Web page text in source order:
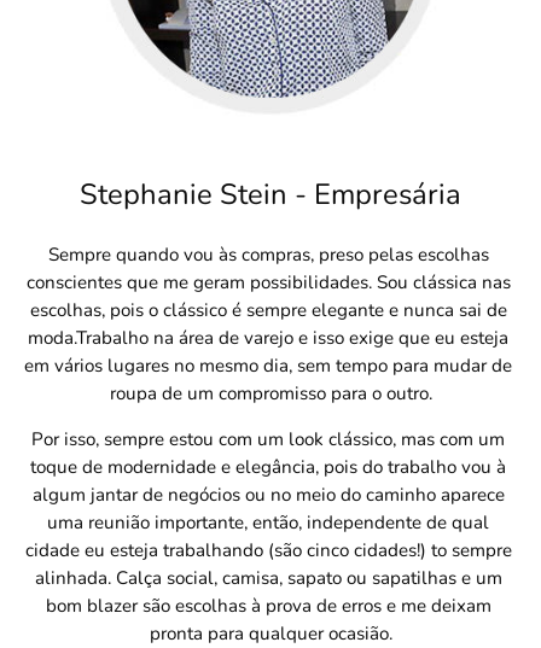
Stephanie Stein - Empresária
Sempre quando vou às compras, preso pelas escolhas
conscientes que me geram possibilidades. Sou clássica nas
escolhas, pois o clássico é sempre elegante e nunca sai de
moda.Trabalho na área de varejo e isso exige que eu esteja
em vários lugares no mesmo dia, sem tempo para mudar de
roupa de um compromisso para o outro.
Por isso, sempre estou com um look clássico, mas com um
toque de modernidade e elegância, pois do trabalho vou à
algum jantar de negócios ou no meio do caminho aparece
uma reunião importante, então, independente de qual
cidade eu esteja trabalhando (são cinco cidades!) to sempre
alinhada. Calça social, camisa, sapato ou sapatilhas e um
bom blazer são escolhas à prova de erros e me deixam
pronta para qualquer ocasião.